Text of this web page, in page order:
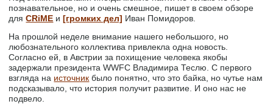
познавательное, но и очень смешное, пишет в своем обзоре
дляCRiME и[громких дел] Иван Помидоров.
На прошлой неделе внимание нашего небольшого, но
любознательного коллектива привлекла одна новость.
Согласно ей, в Австрии за похищение человека якобы
задержали президента WWFC Владимира Теслю. С первого
взгляда на источник было понятно, что это байка, но чутье нам
подсказывало, что история получит развитие. И оно нас не
подвело.